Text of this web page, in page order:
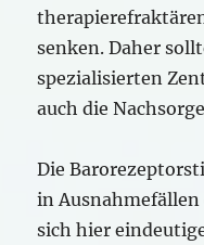
senken. Daher
spezialisierten
auch die
Die
in
sich hier